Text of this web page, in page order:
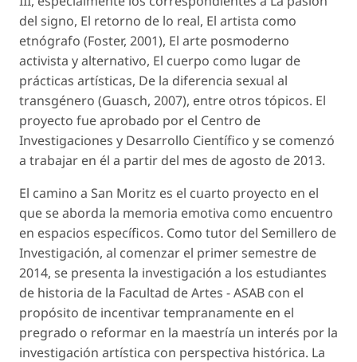
del signo, El retorno de lo real, El artista como
etnógrafo (Foster, 2001), El arte posmoderno
activista y alternativo, El cuerpo como lugar de
prácticas artísticas, De la diferencia sexual al
transgénero (Guasch, 2007), entre otros tópicos. El
proyecto fue aprobado por el Centro de
Investigaciones y Desarrollo Científico y se comenzó
a trabajar en él a partir del mes de agosto de 2013.
El camino a San Moritz es el cuarto proyecto en el
que se aborda la memoria emotiva como encuentro
en espacios específicos. Como tutor del Semillero de
Investigación, al comenzar el primer semestre de
2014, se presenta la investigación a los estudiantes
de historia de la Facultad de Artes - ASAB con el
propósito de incentivar tempranamente en el
pregrado o reformar en la maestría un interés por la
investigación artística con perspectiva histórica. La